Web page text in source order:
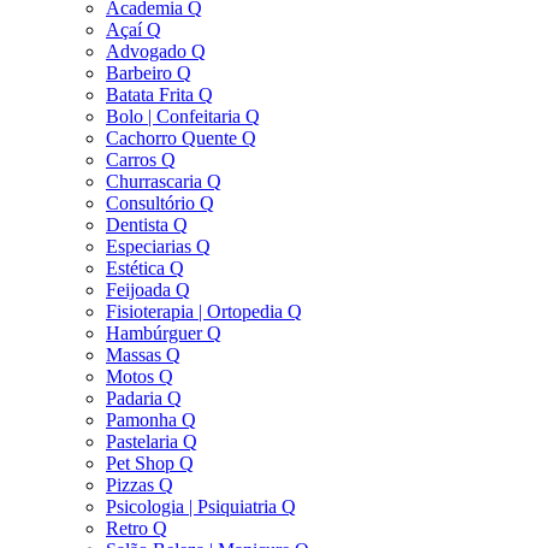
Academia Q
Açaí Q
Advogado Q
Barbeiro Q
Batata Frita Q
Bolo | Confeitaria Q
Cachorro Quente Q
Carros Q
Churrascaria Q
Consultório Q
Dentista Q
Especiarias Q
Estética Q
Feijoada Q
Fisioterapia | Ortopedia Q
Hambúrguer Q
Massas Q
Motos Q
Padaria Q
Pamonha Q
Pastelaria Q
Pet Shop Q
Pizzas Q
Psicologia | Psiquiatria Q
Retro Q